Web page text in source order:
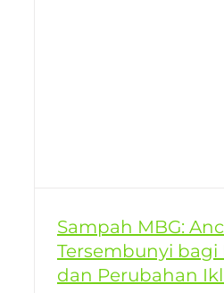
Sampah MBG:
Tersembunyi
dan Perubahan